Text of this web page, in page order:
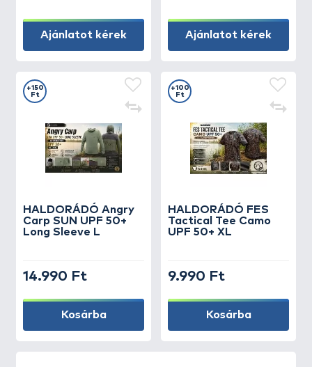
Ajánlatot kérek Ajánlatot kérek
HALDORÁDÓ Angry
Carp SUN UPF 50+
Long Sleeve L
+150
Ft
14.990 Ft
Kosárba
HALDORÁDÓ FES
Tactical Tee Camo
UPF 50+ XL
+100
Ft
9.990 Ft
Kosárba